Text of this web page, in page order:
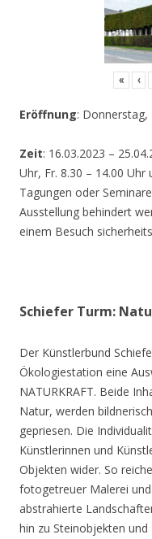
« ‹
Eröffnung: Donnerstag,
Zeit: 16.03.2023 –
Uhr, Fr. 8.30 – 14.00 Uhr
Tagungen oder
Ausstellung behindert
einem Besuch
Schiefer Turm:
Der Künstlerbund
Ökologiestation eine
NATURKRAFT. Beide
Natur, werden
gepriesen. Die
Künstlerinnen und
Objekten wider. So
fotogetreuer Malerei
abstrahierte
hin zu Steinobjekten und